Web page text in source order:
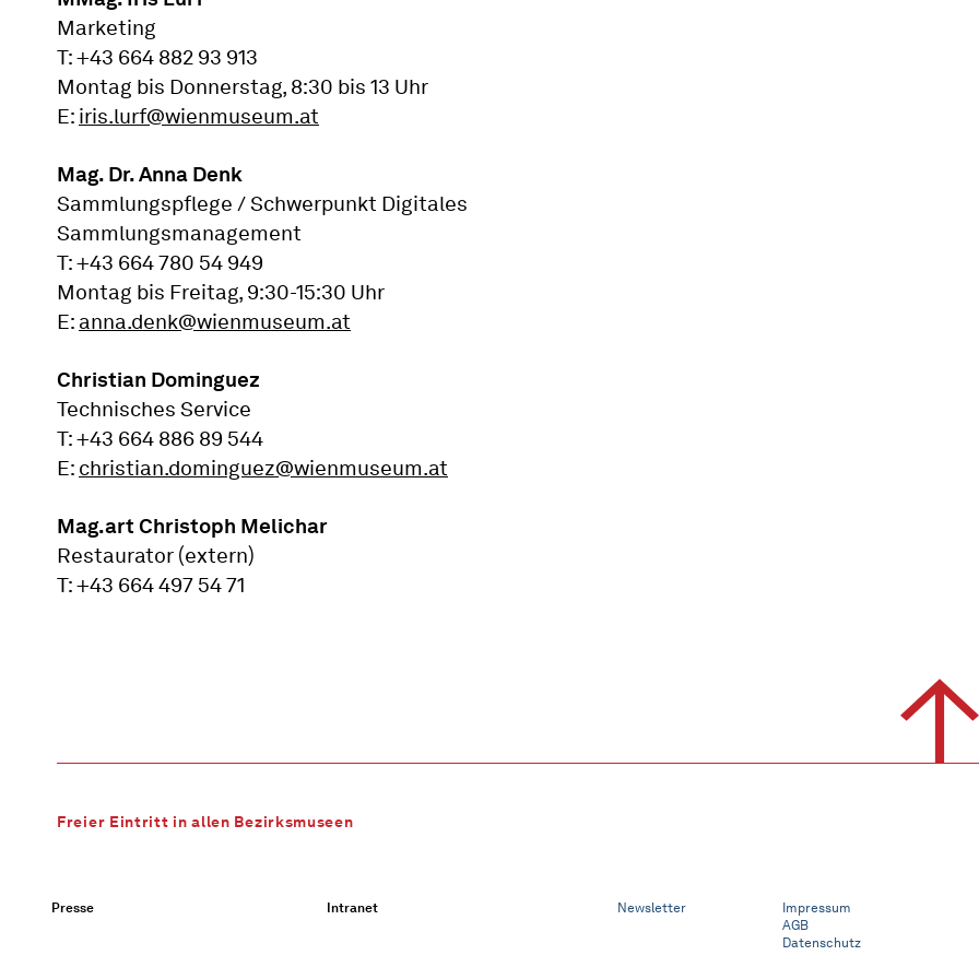
Marketing
T: +43 664 882 93 913
Montag bis Donnerstag, 8:30 bis 13 Uhr
E: iris.lurf@wienmuseum.at
Mag. Dr. Anna Denk
Sammlungspflege / Schwerpunkt Digitales
Sammlungsmanagement
T: +43 664 780 54 949
Montag bis Freitag, 9:30-15:30 Uhr
E: anna.denk@wienmuseum.at
Christian Dominguez
Technisches Service
T: +43 664 886 89 544
E: christian.dominguez@wienmuseum.at
Mag.art Christoph Melichar
Restaurator (extern)
T: +43 664 497 54 71
Freier Eintritt in allen Bezirksmuseen
Presse Intranet Newsletter
Impressum
AGB
Datenschutz